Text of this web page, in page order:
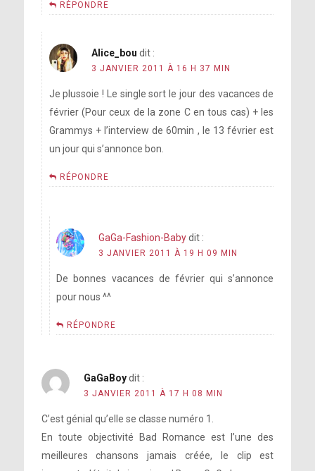
RÉPONDRE
Alice_bou dit :
3 JANVIER 2011 À 16 H 37 MIN
Je plussoie ! Le single sort le jour des vacances de
février (Pour ceux de la zone C en tous cas) + les
Grammys + l’interview de 60min , le 13 février est
un jour qui s’annonce bon.
RÉPONDRE
GaGa-Fashion-Babydit :
3 JANVIER 2011 À 19 H 09 MIN
De bonnes vacances de février qui s’annonce
pour nous ^^
RÉPONDRE
GaGaBoy dit :
3 JANVIER 2011 À 17 H 08 MIN
C’est génial qu’elle se classe numéro 1.
En toute objectivité Bad Romance est l’une des
meilleures chansons jamais créée, le clip est